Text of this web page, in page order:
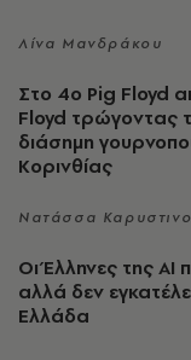
Λίνα Μανδράκου
Στο 4ο Pig Floyd
Floyd τρώγοντας
διάσημη
Κορινθίας
Νατάσσα
Οι Έλληνες της ΑΙ
αλλά δεν
Ελλάδα